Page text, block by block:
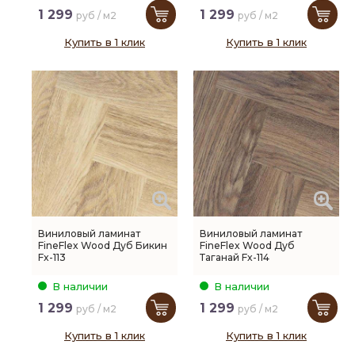
1 299 руб / м2
Купить в 1 клик
1 299 руб / м2
Купить в 1 клик
Виниловый ламинат
FineFlex Wood Дуб Бикин
Fx-113
В наличии
1 299 руб / м2
Купить в 1 клик
Виниловый ламинат
FineFlex Wood Дуб
Таганай Fx-114
В наличии
1 299 руб / м2
Купить в 1 клик